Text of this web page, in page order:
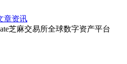
章资讯
芝麻交易所全球数字资产平台